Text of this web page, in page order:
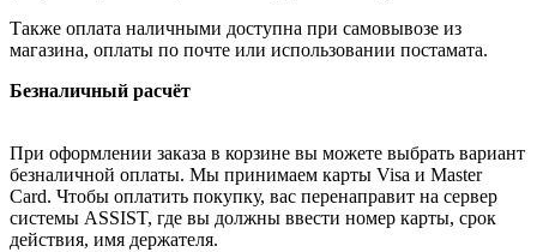
Также оплата наличными доступна при самовывозе из
магазина, оплаты по почте или использовании постамата.
Безналичный расчёт
При оформлении заказа в корзине вы можете выбрать вариант
безналичной оплаты. Мы принимаем карты Visa и Master
Card. Чтобы оплатить покупку, вас перенаправит на сервер
системы ASSIST, где вы должны ввести номер карты, срок
действия, имя держателя.